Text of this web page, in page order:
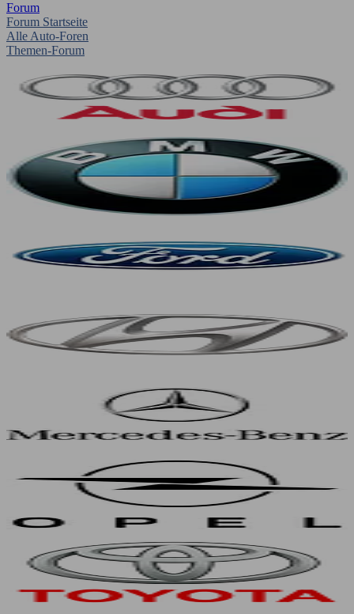
Forum
Forum Startseite
Alle Auto-Foren
Themen-Forum